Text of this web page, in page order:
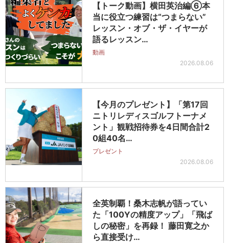
【トーク動画】横田英治編⑥本
当に役立つ練習は“つまらない”
レッスン・オブ・ザ・イヤーが
語るレッスン…
動画
2026.08.06
【今月のプレゼント】「第17回
ニトリレディスゴルフトーナメ
ント」観戦招待券を4日間合計2
0組40名…
プレゼント
2026.08.06
全英制覇！桑木志帆が語ってい
た「100Yの精度アップ」「飛ば
しの秘密」を再録！ 藤田寛之か
ら直接受け…